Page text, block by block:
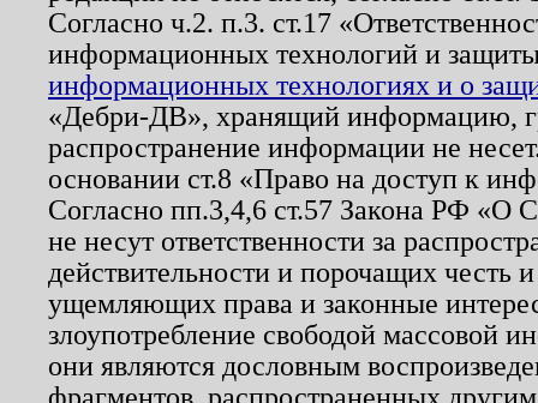
Согласно ч.2. п.3. ст.17
информационных технологий и
информационных технологиях и о
«Дебри-ДВ», хранящий информацию,
распространение информации не
основании ст.8 «Право на доступ к
Согласно пп.3,4,6 ст.57 Закона РФ «О
не несут ответственности за
действительности и порочащих честь
ущемляющих права и законные
злоупотребление свободой массовой
они являются дословным
фрагментов, распространенных